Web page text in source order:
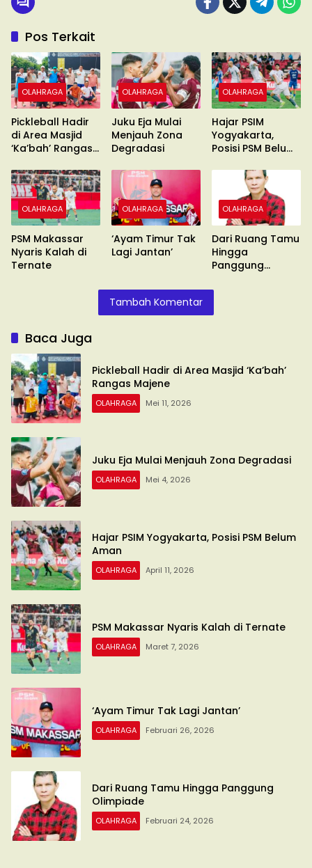
Pos Terkait
OLAHRAGA
Pickleball Hadir
di Area Masjid
‘Ka’bah’ Rangas
OLAHRAGA
Juku Eja Mulai
Menjauh Zona
Degradasi
OLAHRAGA
Hajar PSIM
Yogyakarta,
Posisi PSM Belum
OLAHRAGA
PSM Makassar
Nyaris Kalah di
Ternate
OLAHRAGA
‘Ayam Timur Tak
Lagi Jantan’
OLAHRAGA
Dari Ruang Tamu
Hingga
Panggung
Tambah Komentar
Baca Juga
Pickleball Hadir di Area Masjid ‘Ka’bah’
Rangas Majene
OLAHRAGA Mei 11, 2026
Juku Eja Mulai Menjauh Zona Degradasi
OLAHRAGA Mei 4, 2026
Hajar PSIM Yogyakarta, Posisi PSM Belum
Aman
OLAHRAGA April 11, 2026
PSM Makassar Nyaris Kalah di Ternate
OLAHRAGA Maret 7, 2026
‘Ayam Timur Tak Lagi Jantan’
OLAHRAGA Februari 26, 2026
Dari Ruang Tamu Hingga Panggung
Olimpiade
OLAHRAGA Februari 24, 2026